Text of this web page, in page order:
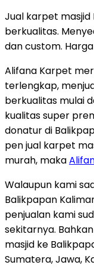
Jual karpet
berkualitas.
dan custom.
Alifana Karpet
terlengkap,
berkualitas mulai
kualitas super
donatur di
pen jual karpet
murah, maka
Walaupun kami
Balikpapan
penjualan kami
sekitarnya.
masjid ke
Sumatera, Jawa,